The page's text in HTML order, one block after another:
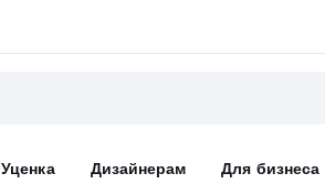
Уценка Дизайнерам Для бизнеса